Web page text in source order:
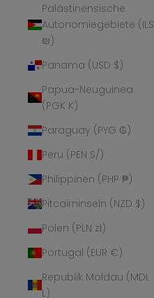
Palästinensische
Autonomiegebiete (ILS
₪)
Panama (USD $)
Papua-Neuguinea
(PGK K)
Paraguay (PYG ₲)
Peru (PEN S/)
Philippinen (PHP ₱)
Pitcairninseln (NZD $)
Polen (PLN zł)
Portugal (EUR €)
Republik Moldau (MDL
L)